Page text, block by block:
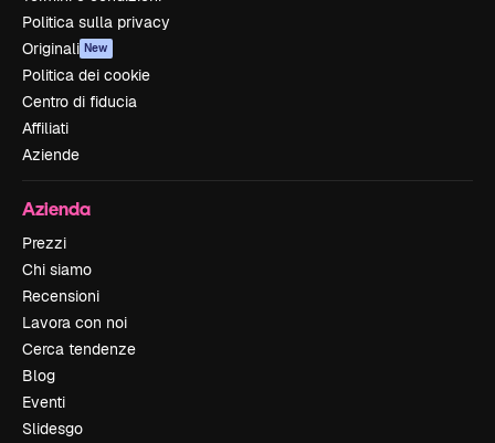
Politica sulla privacy
Originali New
Politica dei cookie
Centro di fiducia
Affiliati
Aziende
Azienda
Prezzi
Chi siamo
Recensioni
Lavora con noi
Cerca tendenze
Blog
Eventi
Slidesgo